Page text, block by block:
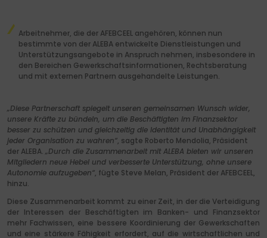
Arbeitnehmer, die der AFEBCEEL angehören, können nun
bestimmte von der ALEBA entwickelte Dienstleistungen und
Unterstützungsangebote in Anspruch nehmen, insbesondere in
den Bereichen Gewerkschaftsinformationen, Rechtsberatung
und mit externen Partnern ausgehandelte Leistungen.
„Diese Partnerschaft spiegelt unseren gemeinsamen Wunsch wider,
unsere Kräfte zu bündeln, um die Beschäftigten im Finanzsektor
besser zu schützen und gleichzeitig die Identität und Unabhängigkeit
jeder Organisation zu wahren“, sagte Roberto Mendolia, Präsident
der ALEBA. „Durch die Zusammenarbeit mit ALEBA bieten wir unseren
Mitgliedern neue Hebel und verbesserte Unterstützung, ohne unsere
Autonomie aufzugeben“, fügte Steve Melan, Präsident der AFEBCEEL,
hinzu.
Diese Zusammenarbeit kommt zu einer Zeit, in der die Verteidigung
der Interessen der Beschäftigten im Banken- und Finanzsektor
mehr Fachwissen, eine bessere Koordinierung der Gewerkschaften
und eine stärkere Fähigkeit erfordert, auf die wirtschaftlichen und